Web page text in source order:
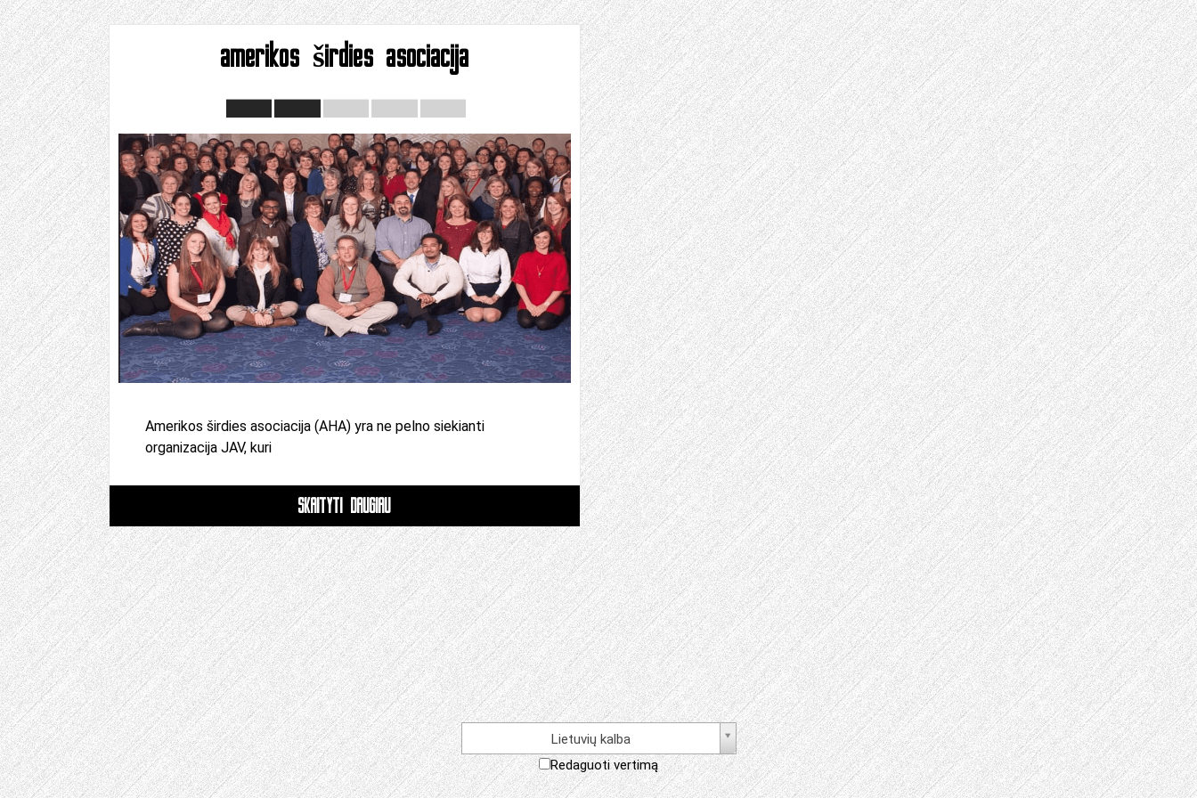
amerikos širdies asociacija
Amerikos širdies asociacija (AHA) yra ne pelno siekianti
organizacija JAV, kuri
SKAITYTI DAUGIAU
Lietuvių kalba
Redaguoti vertimą